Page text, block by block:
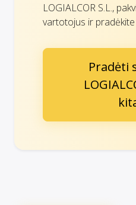
LOGIALCOR S.L.,
vartotojus ir
Pradėti